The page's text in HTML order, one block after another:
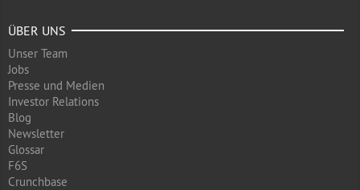
ÜBER UNS
Unser Team
Jobs
Presse und Medien
Investor Relations
Blog
Newsletter
Glossar
F6S
Crunchbase